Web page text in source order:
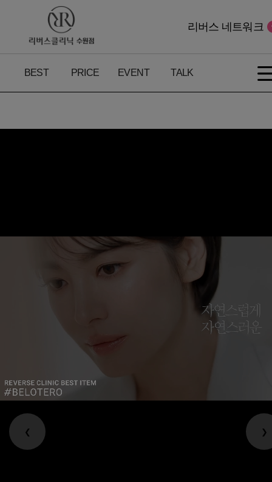
BEST PRICE EVENT TALK
리버스 네트워크
❮ ❯